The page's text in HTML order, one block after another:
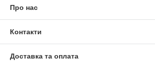
Про нас
Контакти
Доставка та оплата